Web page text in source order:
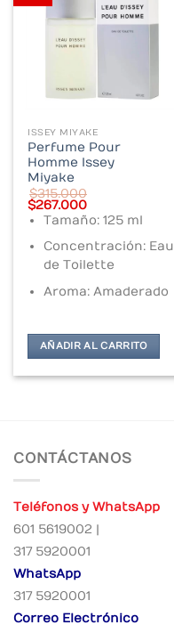
ISSEY MIYAKE
Perfume Pour
Homme Issey
Miyake
$315.000
Original
price
was:
$315.000.
$267.000Current
price
is:
$267.000.
Tamaño: 125 ml
Concentración: Eau
de Toilette
Aroma: Amaderado
AÑADIR AL CARRITO
CONTÁCTANOS
Teléfonos y WhatsApp
601 5619002 |
317 5920001
WhatsApp
317 5920001
Correo Electrónico